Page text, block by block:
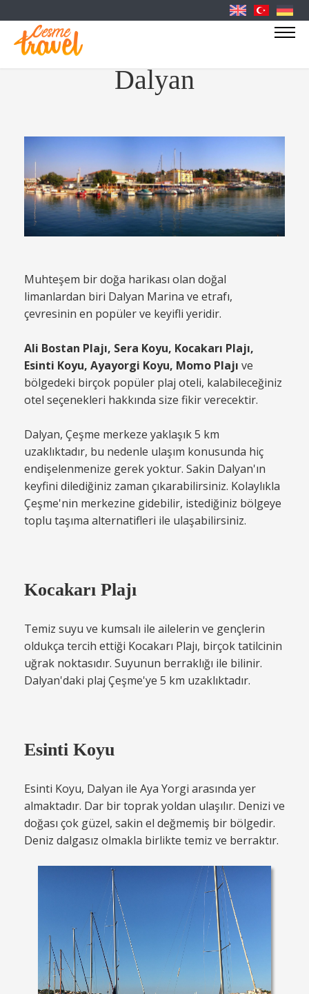
Dalyan
Muhteşem bir doğa harikası olan doğal
limanlardan biri Dalyan Marina ve etrafı,
çevresinin en popüler ve keyifli yeridir.
Ali Bostan Plajı, Sera Koyu, Kocakarı Plajı,
Esinti Koyu, Ayayorgi Koyu, Momo Plajı ve
bölgedeki birçok popüler plaj oteli, kalabileceğiniz
otel seçenekleri hakkında size fikir verecektir.
Dalyan, Çeşme merkeze yaklaşık 5 km
uzaklıktadır, bu nedenle ulaşım konusunda hiç
endişelenmenize gerek yoktur. Sakin Dalyan'ın
keyfini dilediğiniz zaman çıkarabilirsiniz. Kolaylıkla
Çeşme'nin merkezine gidebilir, istediğiniz bölgeye
toplu taşıma alternatifleri ile ulaşabilirsiniz.
Kocakarı Plajı
Temiz suyu ve kumsalı ile ailelerin ve gençlerin
oldukça tercih ettiği Kocakarı Plajı, birçok tatilcinin
uğrak noktasıdır. Suyunun berraklığı ile bilinir.
Dalyan'daki plaj Çeşme'ye 5 km uzaklıktadır.
Esinti Koyu
Esinti Koyu, Dalyan ile Aya Yorgi arasında yer
almaktadır. Dar bir toprak yoldan ulaşılır. Denizi ve
doğası çok güzel, sakin el değmemiş bir bölgedir.
Deniz dalgasız olmakla birlikte temiz ve berraktır.